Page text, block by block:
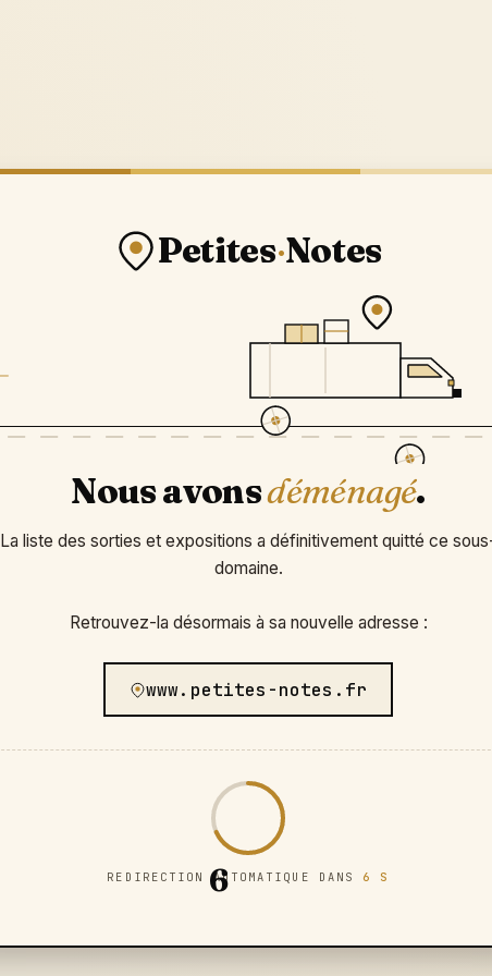
Petites·Notes
Nous avonsdéménagé.
La liste des sorties et expositions a définitivement quitté ce
domaine.
Retrouvez-la désormais à sa nouvelle adresse :
www.petites-notes.fr
6
REDIRECTION AUTOMATIQUE DANS6 S